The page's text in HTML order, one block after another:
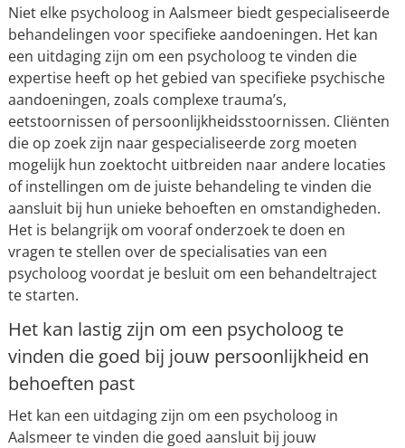
Niet elke psycholoog in Aalsmeer biedt gespecialiseerde
behandelingen voor specifieke aandoeningen. Het kan
een uitdaging zijn om een psycholoog te vinden die
expertise heeft op het gebied van specifieke psychische
aandoeningen, zoals complexe trauma’s,
eetstoornissen of persoonlijkheidsstoornissen. Cliënten
die op zoek zijn naar gespecialiseerde zorg moeten
mogelijk hun zoektocht uitbreiden naar andere locaties
of instellingen om de juiste behandeling te vinden die
aansluit bij hun unieke behoeften en omstandigheden.
Het is belangrijk om vooraf onderzoek te doen en
vragen te stellen over de specialisaties van een
psycholoog voordat je besluit om een behandeltraject
te starten.
Het kan lastig zijn om een psycholoog te
vinden die goed bij jouw persoonlijkheid en
behoeften past
Het kan een uitdaging zijn om een psycholoog in
Aalsmeer te vinden die goed aansluit bij jouw